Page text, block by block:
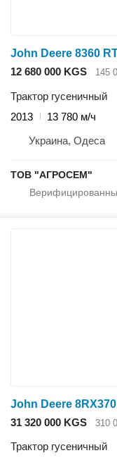
John Deere 8360
12 680 000 KGS
145
Трактор гусеничный
2013
13 780 м/ч
Украина, Одеса
ТОВ "АГРОСЕМ"
John Deere 8RX370
31 320 000 KGS
310
Трактор гусеничный